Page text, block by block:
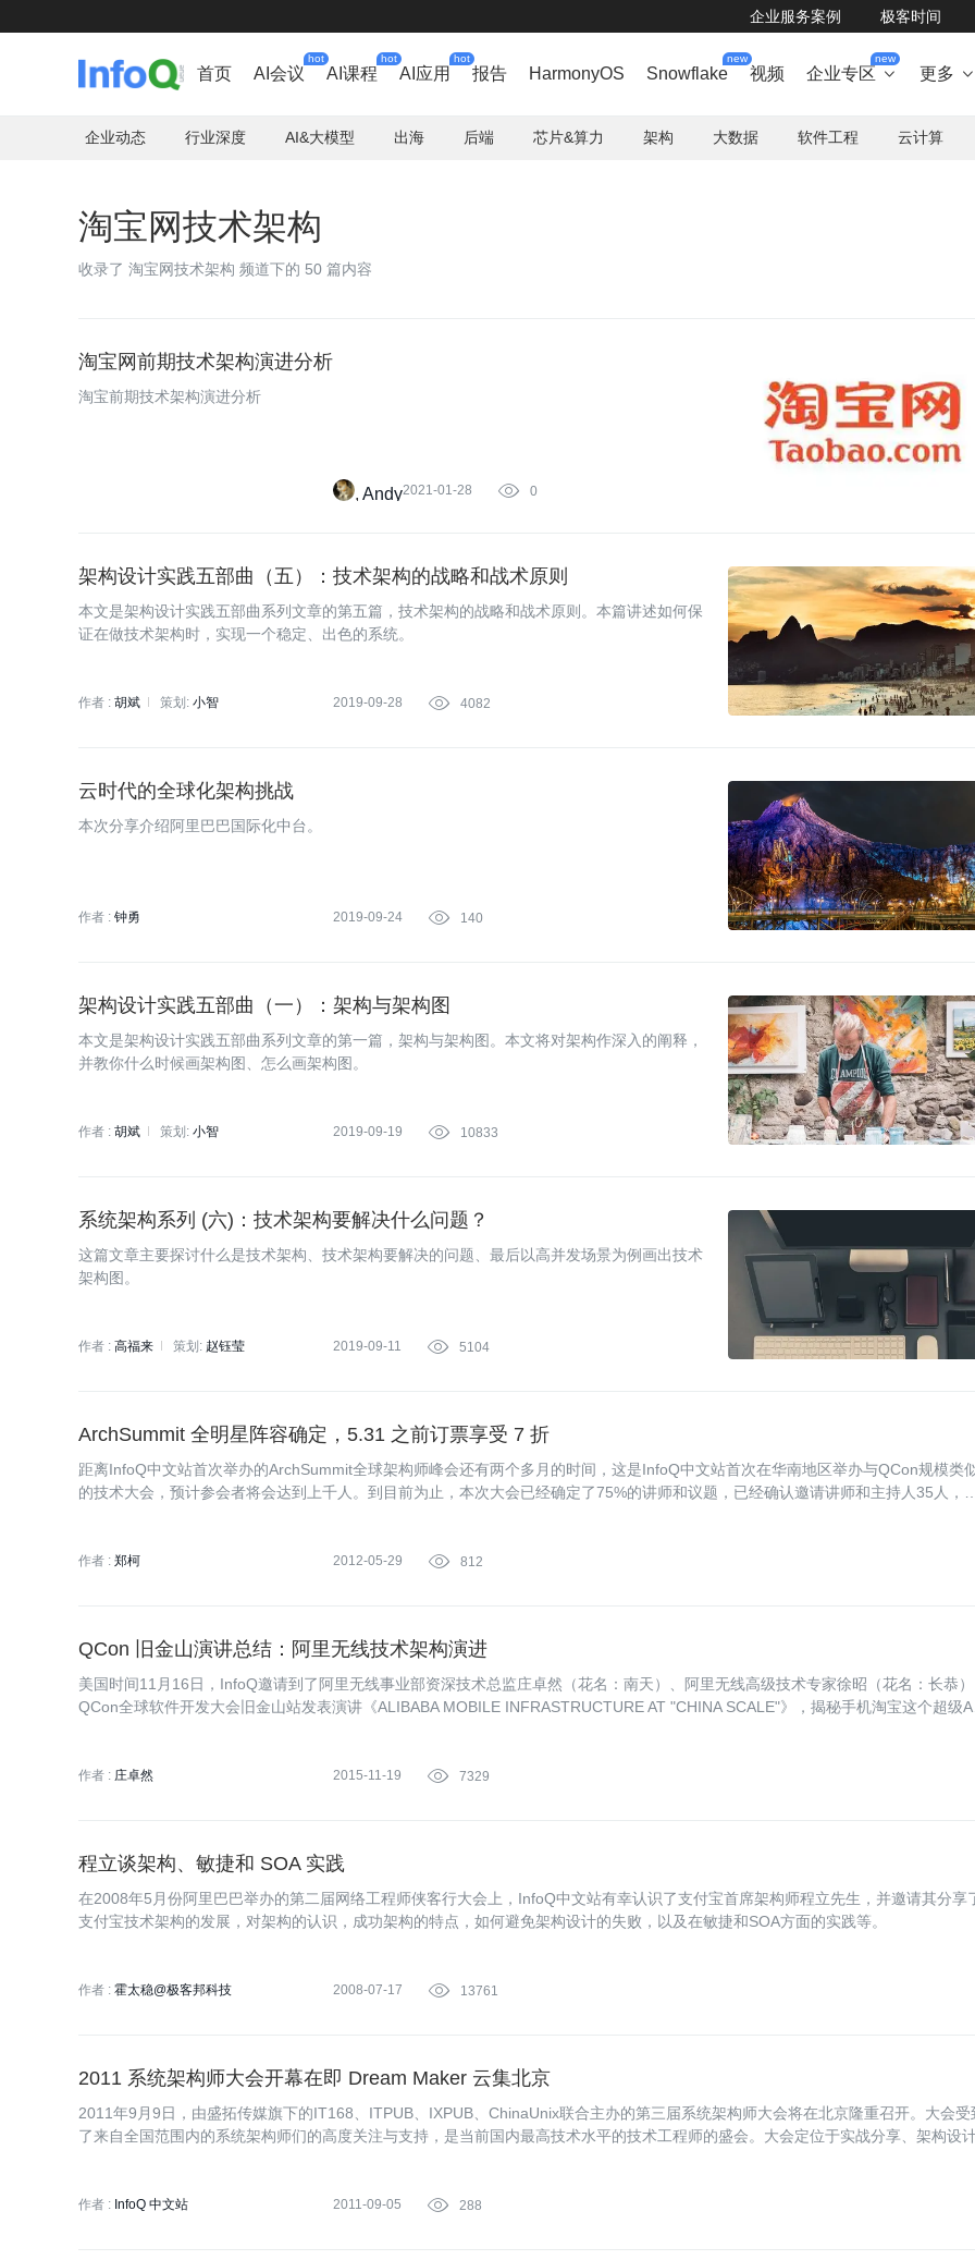
企业服务案例 极客时间
首页 AI会议
hot
AI课程
hot
AI应用
hot
报告 HarmonyOS Snowflake
new
视频 企业专区
new
 更多 
企业动态 行业深度 AI&大模型 出海 后端 芯片&算力 架构 大数据 软件工程 云计算
淘宝网技术架构
收录了 淘宝网技术架构 频道下的 50 篇内容
淘宝网前期技术架构演进分析
淘宝前期技术架构演进分析
Andy2021-01-28  0
架构设计实践五部曲（五）：技术架构的战略和战术原则
本文是架构设计实践五部曲系列文章的第五篇，技术架构的战略和战术原则。本篇讲述如何保
证在做技术架构时，实现一个稳定、出色的系统。
作者 : 胡斌 策划: 小智 2019-09-28  4082
云时代的全球化架构挑战
本次分享介绍阿里巴巴国际化中台。
作者 : 钟勇 2019-09-24  140
架构设计实践五部曲（一）：架构与架构图
本文是架构设计实践五部曲系列文章的第一篇，架构与架构图。本文将对架构作深入的阐释，
并教你什么时候画架构图、怎么画架构图。
作者 : 胡斌 策划: 小智 2019-09-19  10833
系统架构系列 (六)：技术架构要解决什么问题？
这篇文章主要探讨什么是技术架构、技术架构要解决的问题、最后以高并发场景为例画出技术
架构图。
作者 : 高福来 策划: 赵钰莹 2019-09-11  5104
ArchSummit 全明星阵容确定，5.31 之前订票享受 7 折
距离InfoQ中文站首次举办的ArchSummit全球架构师峰会还有两个多月的时间，这是InfoQ中文站首次在华南地区举办与QCon规模类
的技术大会，预计参会者将会达到上千人。到目前为止，本次大会已经确定了75%的讲师和议题，已经确认邀请讲师和主持人35人，
作者 : 郑柯 2012-05-29  812
QCon 旧金山演讲总结：阿里无线技术架构演进
美国时间11月16日，InfoQ邀请到了阿里无线事业部资深技术总监庄卓然（花名：南天）、阿里无线高级技术专家徐昭（花名：长恭
QCon全球软件开发大会旧金山站发表演讲《ALIBABA MOBILE INFRASTRUCTURE AT "CHINA SCALE"》，揭秘手机淘宝这个超级
作者 : 庄卓然 2015-11-19  7329
程立谈架构、敏捷和 SOA 实践
在2008年5月份阿里巴巴举办的第二届网络工程师侠客行大会上，InfoQ中文站有幸认识了支付宝首席架构师程立先生，并邀请其分享
支付宝技术架构的发展，对架构的认识，成功架构的特点，如何避免架构设计的失败，以及在敏捷和SOA方面的实践等。
作者 : 霍太稳@极客邦科技 2008-07-17  13761
2011 系统架构师大会开幕在即 Dream Maker 云集北京
2011年9月9日，由盛拓传媒旗下的IT168、ITPUB、IXPUB、ChinaUnix联合主办的第三届系统架构师大会将在北京隆重召开。大会受
了来自全国范围内的系统架构师们的高度关注与支持，是当前国内最高技术水平的技术工程师的盛会。大会定位于实战分享、架构设
作者 : InfoQ 中文站 2011-09-05  288